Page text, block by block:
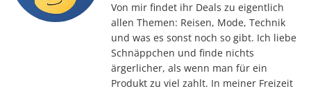
Von mir findet ihr Deals zu eigentlich
allen Themen: Reisen, Mode, Technik
und was es sonst noch so gibt. Ich liebe
Schnäppchen und finde nichts
ärgerlicher, als wenn man für ein
Produkt zu viel zahlt. In meiner Freizeit